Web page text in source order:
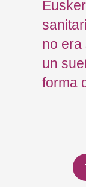
no era
un
forma